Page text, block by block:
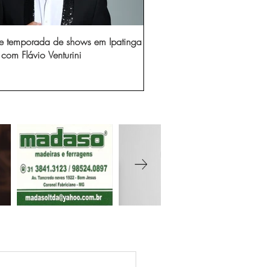
temporada de shows em Ipatinga
com Flávio Venturini